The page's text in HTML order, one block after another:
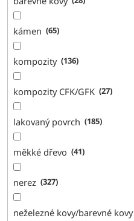
kámen 65
kompozity 136
kompozity CFK/GFK 27
lakovaný povrch 185
měkké dřevo 41
nerez 327
neželezné kovy/barevné kovy